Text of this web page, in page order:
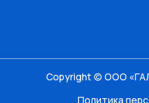
Copyright (c) ООО
Политика